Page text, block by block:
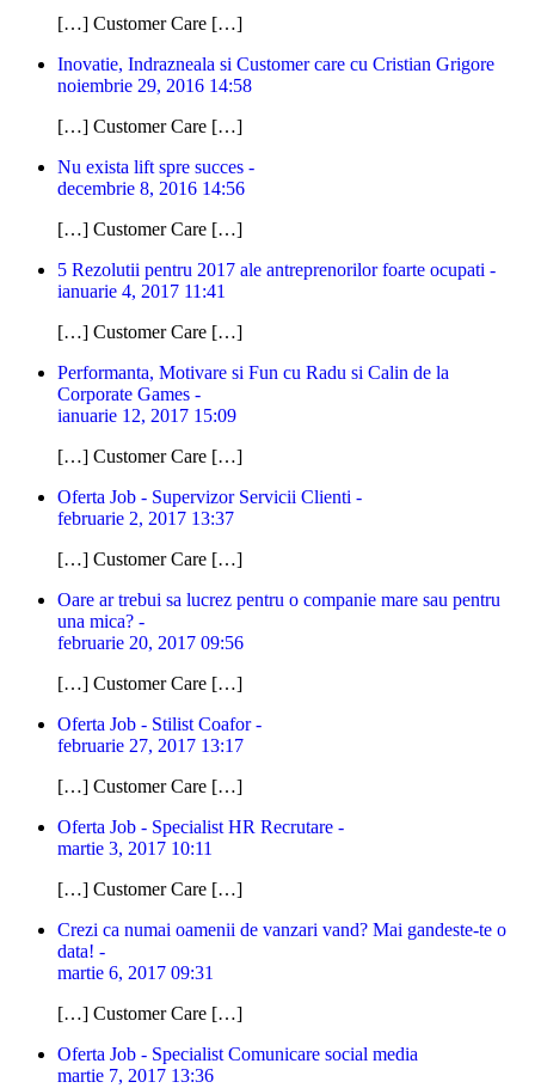
[…] Customer Care […]
Inovatie, Indrazneala si Customer care cu Cristian Grigore
noiembrie 29, 2016 14:58
[…] Customer Care […]
Nu exista lift spre succes -
decembrie 8, 2016 14:56
[…] Customer Care […]
5 Rezolutii pentru 2017 ale antreprenorilor foarte ocupati -
ianuarie 4, 2017 11:41
[…] Customer Care […]
Performanta, Motivare si Fun cu Radu si Calin de la
Corporate Games -
ianuarie 12, 2017 15:09
[…] Customer Care […]
Oferta Job - Supervizor Servicii Clienti -
februarie 2, 2017 13:37
[…] Customer Care […]
Oare ar trebui sa lucrez pentru o companie mare sau pentru
una mica? -
februarie 20, 2017 09:56
[…] Customer Care […]
Oferta Job - Stilist Coafor -
februarie 27, 2017 13:17
[…] Customer Care […]
Oferta Job - Specialist HR Recrutare -
martie 3, 2017 10:11
[…] Customer Care […]
Crezi ca numai oamenii de vanzari vand? Mai gandeste-te o
data! -
martie 6, 2017 09:31
[…] Customer Care […]
Oferta Job - Specialist Comunicare social media
martie 7, 2017 13:36